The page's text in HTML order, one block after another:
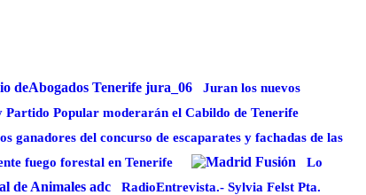
Juran los nuevos
Popular moderarán el Cabildo de Tenerife
ganadores del concurso de escaparates y fachadas de las
fuego forestal en Tenerife
Lo
RadioEntrevista.- Sylvia Felst Pta.